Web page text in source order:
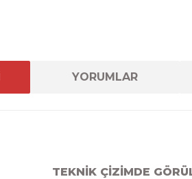
YORUMLAR
TEKNİK ÇİZİMDE